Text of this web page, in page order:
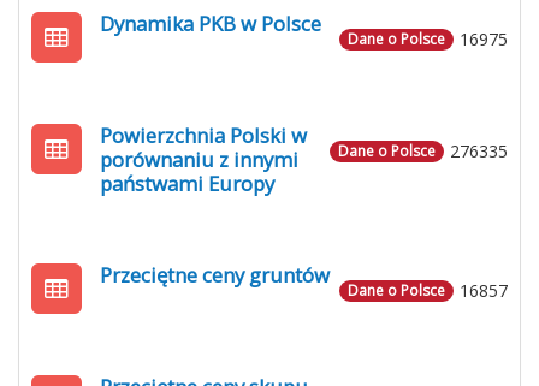
16975
Dane o Polsce
Dynamika PKB w Polsce
276335
Dane o Polsce
Powierzchnia Polski w
porównaniu z innymi
państwami Europy
16857
Dane o Polsce
Przeciętne ceny gruntów